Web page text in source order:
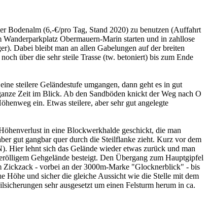
Bodenalm (6,-€/pro Tag, Stand 2020) zu benutzen (Auffahrt
Obermauern-Marin starten und in zahllose
Dabei bleibt man an allen Gabelungen auf der breiten
über die sehr steile Trasse (tw. betoniert) bis zum Ende
steilere Geländestufe umgangen, dann geht es in gut
Zeit im Blick. Ab den Sandböden knickt der Weg nach O
ein. Etwas steilere, aber sehr gut angelegte
in eine Blockwerkhalde geschickt, die man
gut gangbar quer durch die Steilflanke zieht. Kurz vor dem
Hier lehnt sich das Gelände wieder etwas zurück und man
Gehgelände besteigt. Den Übergang zum Hauptgipfel
Zickzack - vorbei an der 3000m-Marke "Glocknerblick" - bis
Höhe und sicher die gleiche Aussicht wie die Stelle mit dem
sehr ausgesetzt um einen Felsturm herum in ca.